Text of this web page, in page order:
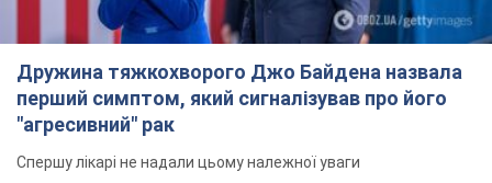
Дружина тяжкохворого Джо Байдена назвала
перший симптом, який сигналізував про його
"агресивний" рак
Спершу лікарі не надали цьому належної уваги